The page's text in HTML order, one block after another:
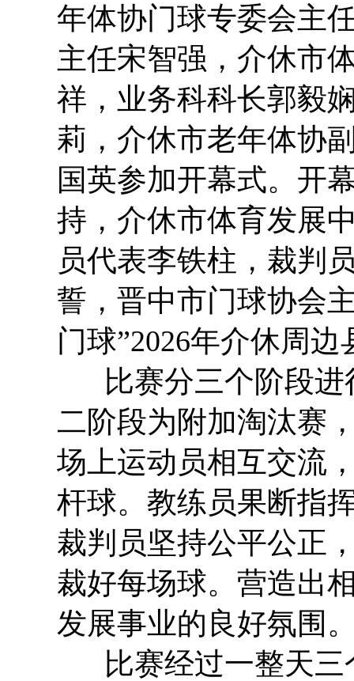
年体协门球专委会主
主任宋智强，介休市
祥，业务科科长郭毅
莉，介休市老年体协
国英参加开幕式。开
持，介休市体育发展
员代表李铁柱，裁判
誓，晋中市门球协会
门球”2026年介休周
比赛分三个阶段进
二阶段为附加淘汰赛
场上运动员相互交流
杆球。教练员果断指
裁判员坚持公平公正
裁好每场球。营造出
发展事业的良好氛围
比赛经过一整天三